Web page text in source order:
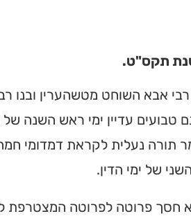
תקס"ט.
אבא השוחט מטשהערין ובנו
טבועים עדיין ימי ראש השנה
תורה נעלית לקראת דמדומי
של ימי הדין.
חסך פרוטה לפרוטה המצטרפת